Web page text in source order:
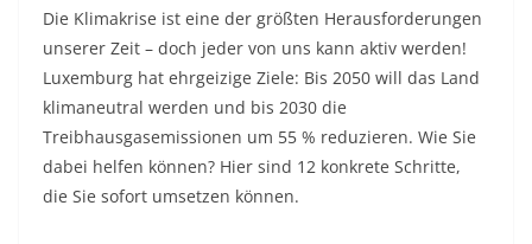
Die Klimakrise ist eine der größten Herausforderungen
unserer Zeit – doch jeder von uns kann aktiv werden!
Luxemburg hat ehrgeizige Ziele: Bis 2050 will das Land
klimaneutral werden und bis 2030 die
Treibhausgasemissionen um 55 % reduzieren. Wie Sie
dabei helfen können? Hier sind 12 konkrete Schritte,
die Sie sofort umsetzen können.